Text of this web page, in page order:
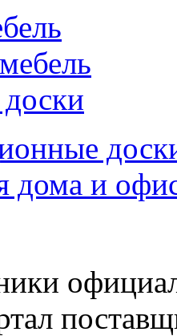
дома и